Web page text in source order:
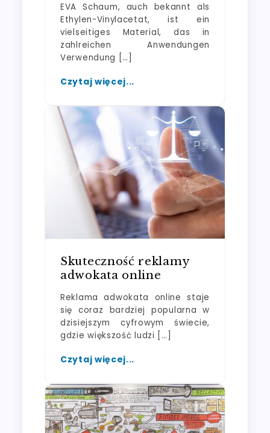
EVA Schaum, auch bekannt als
Ethylen-Vinylacetat, ist ein
vielseitiges Material, das in
zahlreichen Anwendungen
Verwendung […]
Czytaj więcej...
Skuteczność reklamy
adwokata online
Reklama adwokata online staje
się coraz bardziej popularna w
dzisiejszym cyfrowym świecie,
gdzie większość ludzi […]
Czytaj więcej...